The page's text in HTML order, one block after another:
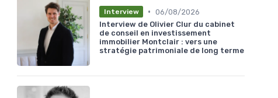
Interview • 06/08/2026
Interview de Olivier Clur du cabinet
de conseil en investissement
immobilier Montclair : vers une
stratégie patrimoniale de long terme